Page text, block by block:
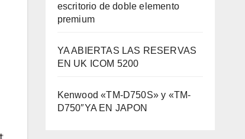
escritorio de doble elemento
premium
YA ABIERTAS LAS RESERVAS
EN UK ICOM 5200
Kenwood «TM-D750S» y «TM-
D750″YA EN JAPON